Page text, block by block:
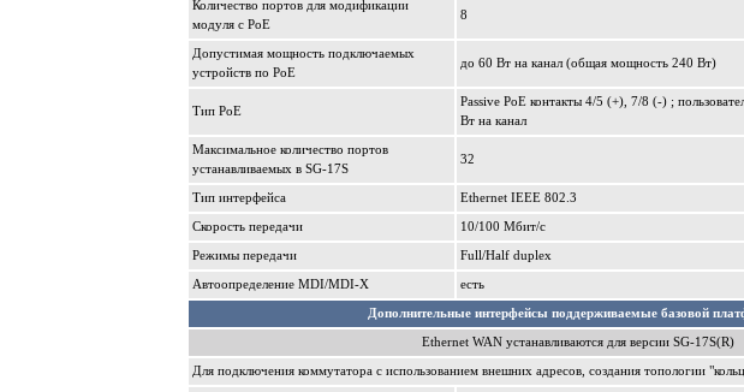
Количество портов для модификации
модуля с PoE
8
Допустимая мощность подключаемых
устройств по PoE
до 60 Вт на канал (общая мощность 240 Вт)
Тип PoE
Passive PoE контакты 4/5 (+), 7/8 (-) ;
Вт на канал
Максимальное количество портов
устанавливаемых в SG-17S
32
Тип интерфейса Ethernet IEEE 802.3
Скорость передачи 10/100 Мбит/c
Режимы передачи Full/Half duplex
Автоопределение MDI/MDI-X есть
Дополнительные интерфейсы поддерживаемые базовой
Ethernet WAN устанавливаются для версии SG-17S(R)
Для подключения коммутатора с использованием внешних адресов, создания топологии